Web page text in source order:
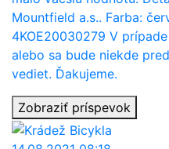
Mountfield a.s.. Farba:
4KOE20030279 V
alebo sa bude niekde
vediet. Ďakujeme.
Zobraziť príspevok